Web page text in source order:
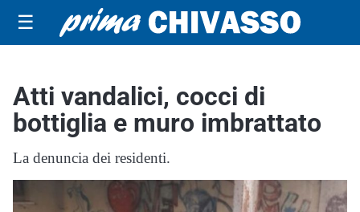
☰
Atti vandalici, cocci di
bottiglia e muro imbrattato
La denuncia dei residenti.